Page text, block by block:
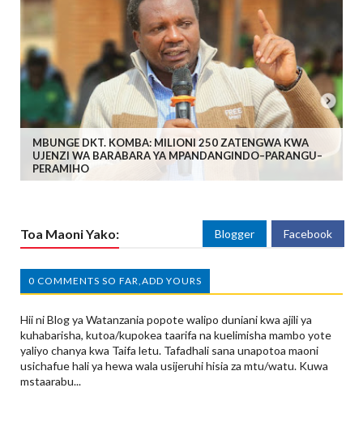
MBUNGE DKT. KOMBA: MILIONI 250 ZATENGWA KWA
UJENZI WA BARABARA YA MPANDANGINDO–PARANGU–
PERAMIHO
Toa Maoni Yako: Blogger Facebook
0 COMMENTS SO FAR,ADD YOURS
Hii ni Blog ya Watanzania popote walipo duniani kwa ajili ya
kuhabarisha, kutoa/kupokea taarifa na kuelimisha mambo yote
yaliyo chanya kwa Taifa letu. Tafadhali sana unapotoa maoni
usichafue hali ya hewa wala usijeruhi hisia za mtu/watu. Kuwa
mstaarabu...